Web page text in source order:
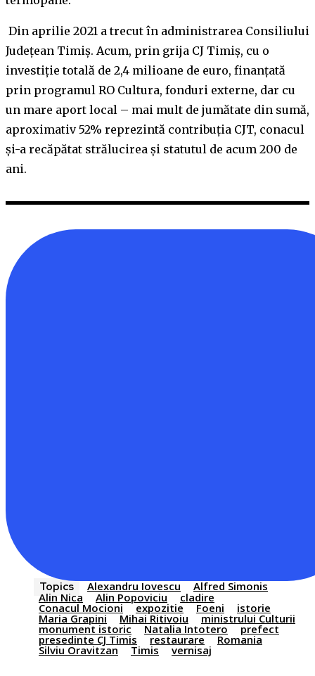
Din aprilie 2021 a trecut în administrarea Consiliului
Județean Timiș. Acum, prin grija CJ Timiș, cu o
investiție totală de 2,4 milioane de euro, finanțată
prin programul RO Cultura, fonduri externe, dar cu
un mare aport local – mai mult de jumătate din sumă,
aproximativ 52% reprezintă contribuția CJT, conacul
și-a recăpătat strălucirea și statutul de acum 200 de
ani.
Topics Alexandru Iovescu
Alfred Simonis
Alin Nica
Alin Popoviciu cladire
Conacul Mocioni expozitie Foeni istorie
Maria Grapini Mihai Ritivoiu ministrului Culturii
monument istoric Natalia Intotero prefect
presedinte CJ Timis restaurare Romania
Silviu Oravitzan Timis vernisaj